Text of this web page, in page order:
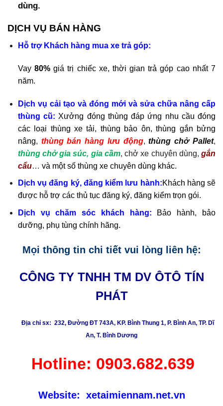
dùng.
DỊCH VỤ BÁN HÀNG
Hỗ trợ Khách hàng mua xe trả góp:
Vay 80%giá trị chiếc xe, thời gian trả góp cao nhất 7
năm.
Dịch vụ cải tạo và đóng mới và sửa chữa nâng cấp
thùng cũ: Xưởng đóng thùng đáp ứng nhu cầu đóng
các loại thùng xe tải, thùng bảo ôn, thùng gắn bửng
nâng, thùng bán hàng lưu động,thùng chở Pallet,
thùng chở gia súc, gia cầm, chở xe chuyên dùng,gắn
cẩu… và một số thùng xe chuyên dùng khác.
Dịch vụ đăng ký, đăng kiểm lưu hành:Khách hàng sẽ
được hỗ trợ các thủ tục đăng ký, đăng kiểm trọn gói.
Dịch vụ chăm sóc khách hàng: Bảo hành, bảo
dưỡng, phụ tùng chính hãng.
Mọi thông tin chi tiết vui lòng liên hệ:
CÔNG TY TNHH TM DV ÔTÔ TÍN
PHÁT
Địa chỉ sx: 232, Đường ĐT 743A, KP. Bình Thung 1, P. Bình An, TP. Dĩ
An, T. Bình Dương
Hotline: 0903.682.639
Website: xetaimiennam.net.vn